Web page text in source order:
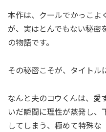
本作は、クールでかっこよ
が、実はとんでもない秘
の物語です。
その秘密こそが、タイトル
なんと夫のコウくんは、愛
いだ瞬間に理性が蒸発し
してしまう、極めて特殊